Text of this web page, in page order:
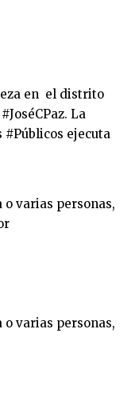
en el distrito
#JoséCPaz. La
#Públicos ejecuta